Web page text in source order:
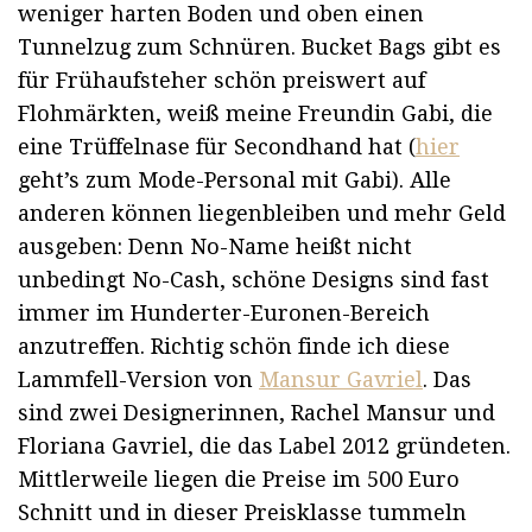
weniger harten Boden und oben einen
Tunnelzug zum Schnüren. Bucket Bags gibt es
für Frühaufsteher schön preiswert auf
Flohmärkten, weiß meine Freundin Gabi, die
eine Trüffelnase für Secondhand hat (hier
geht’s zum Mode-Personal mit Gabi). Alle
anderen können liegenbleiben und mehr Geld
ausgeben: Denn No-Name heißt nicht
unbedingt No-Cash, schöne Designs sind fast
immer im Hunderter-Euronen-Bereich
anzutreffen. Richtig schön finde ich diese
Lammfell-Version von Mansur Gavriel. Das
sind zwei Designerinnen, Rachel Mansur und
Floriana Gavriel, die das Label 2012 gründeten.
Mittlerweile liegen die Preise im 500 Euro
Schnitt und in dieser Preisklasse tummeln